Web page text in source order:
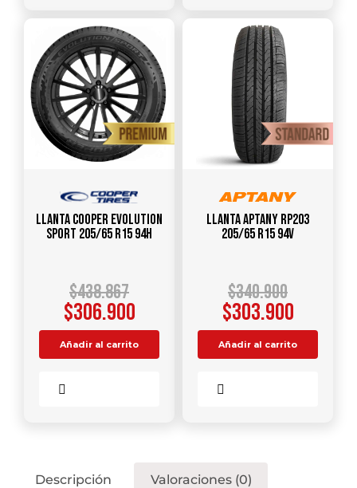
Llanta COOPER Evolution
Sport 205/65 R15 94H
$438.867
$306.900
Añadir al carrito
Llanta APTANY RP203
205/65 R15 94V
$340.900
$303.900
Añadir al carrito
Descripción Valoraciones (0)